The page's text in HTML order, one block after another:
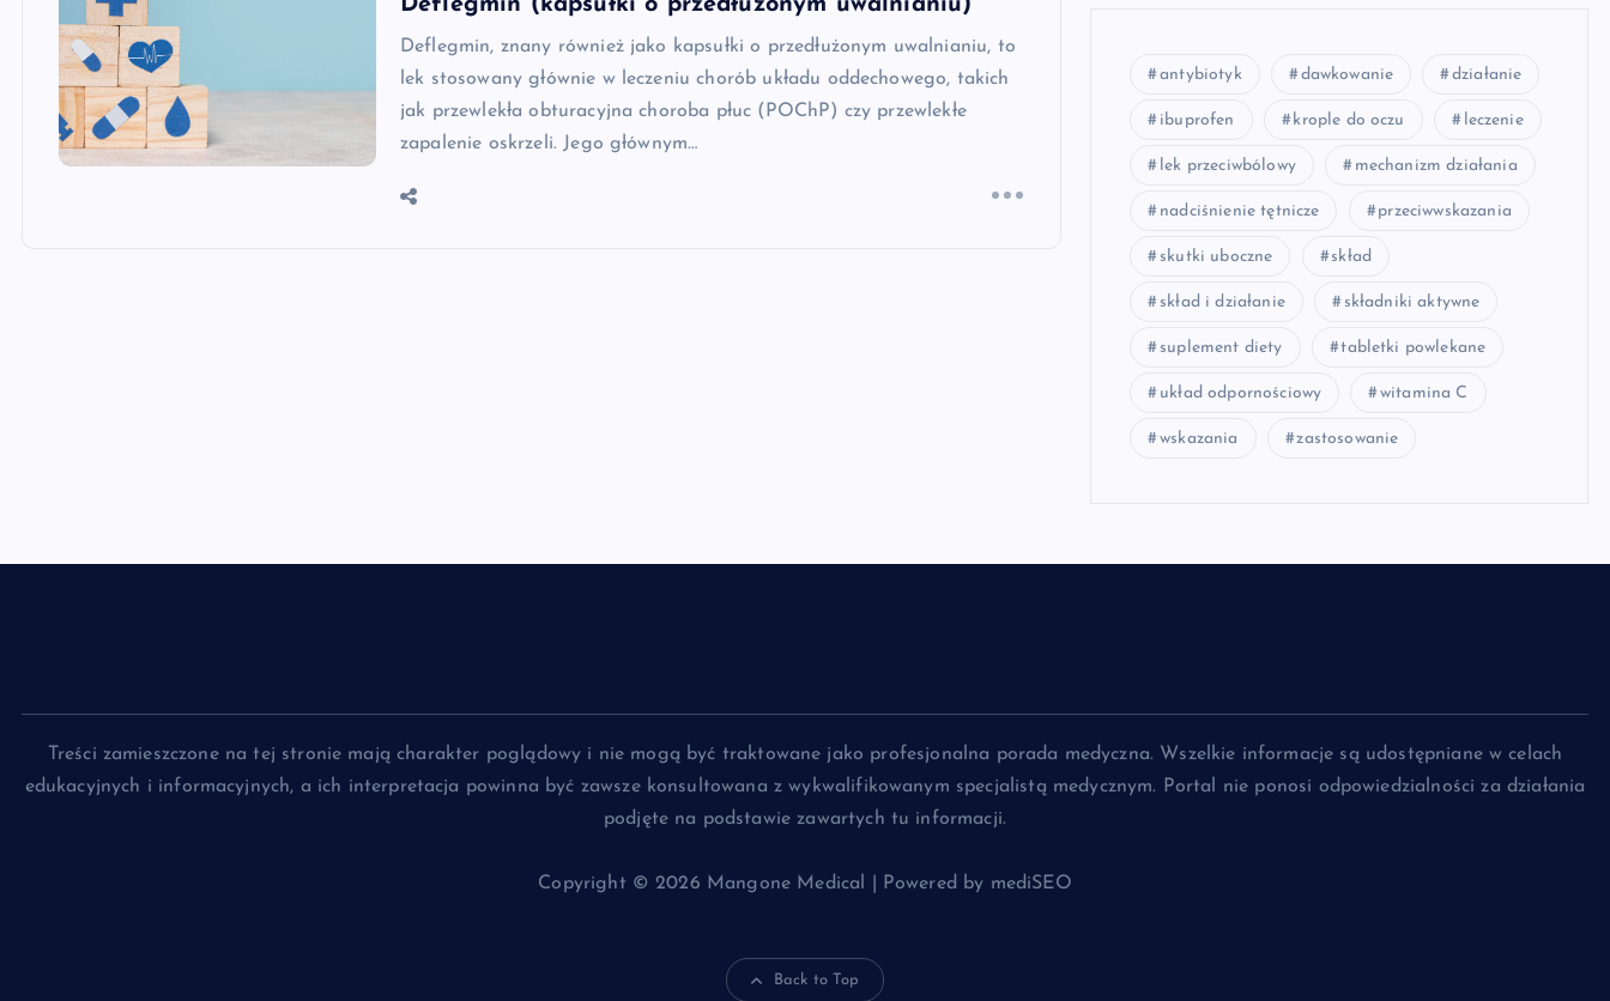
Deflegmin, znany również jako kapsułki o przedłużonym uwalnianiu, to
lek stosowany głównie w leczeniu chorób układu oddechowego, takich
jak przewlekła obturacyjna choroba płuc (POChP) czy przewlekłe
zapalenie oskrzeli. Jego głównym…
antybiotyk dawkowanie działanie
ibuprofen krople do oczu leczenie
lek przeciwbólowy mechanizm działania
nadciśnienie tętnicze przeciwwskazania
skutki uboczne skład
skład i działanie składniki aktywne
suplement diety tabletki powlekane
układ odpornościowy witamina C
wskazania zastosowanie
Treści zamieszczone na tej stronie mają charakter poglądowy i nie mogą być traktowane jako profesjonalna porada medyczna. Wszelkie informacje są udostępniane w celach
edukacyjnych i informacyjnych, a ich interpretacja powinna być zawsze konsultowana z wykwalifikowanym specjalistą medycznym. Portal nie ponosi odpowiedzialności za działania
podjęte na podstawie zawartych tu informacji.
Copyright © 2026 Mangone Medical | Powered by mediSEO
Back to Top